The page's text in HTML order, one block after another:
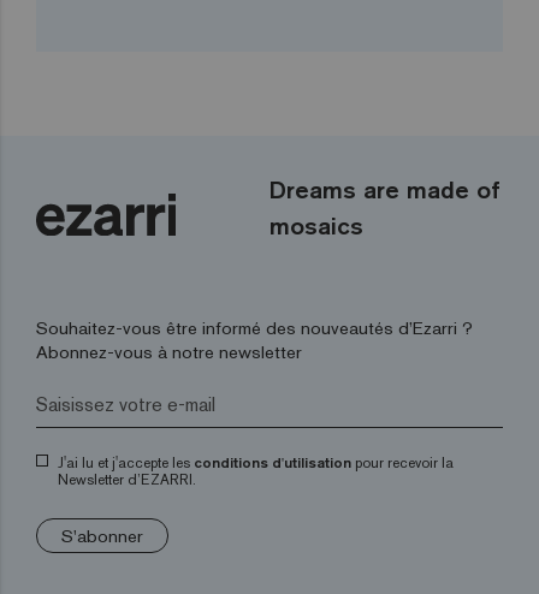
Dreams are made of
mosaics
Souhaitez-vous être informé des nouveautés d’Ezarri ?
Abonnez-vous à notre newsletter
J'ai lu et j'accepte les conditions d'utilisation pour recevoir la
Newsletter d’EZARRI.
S'abonner